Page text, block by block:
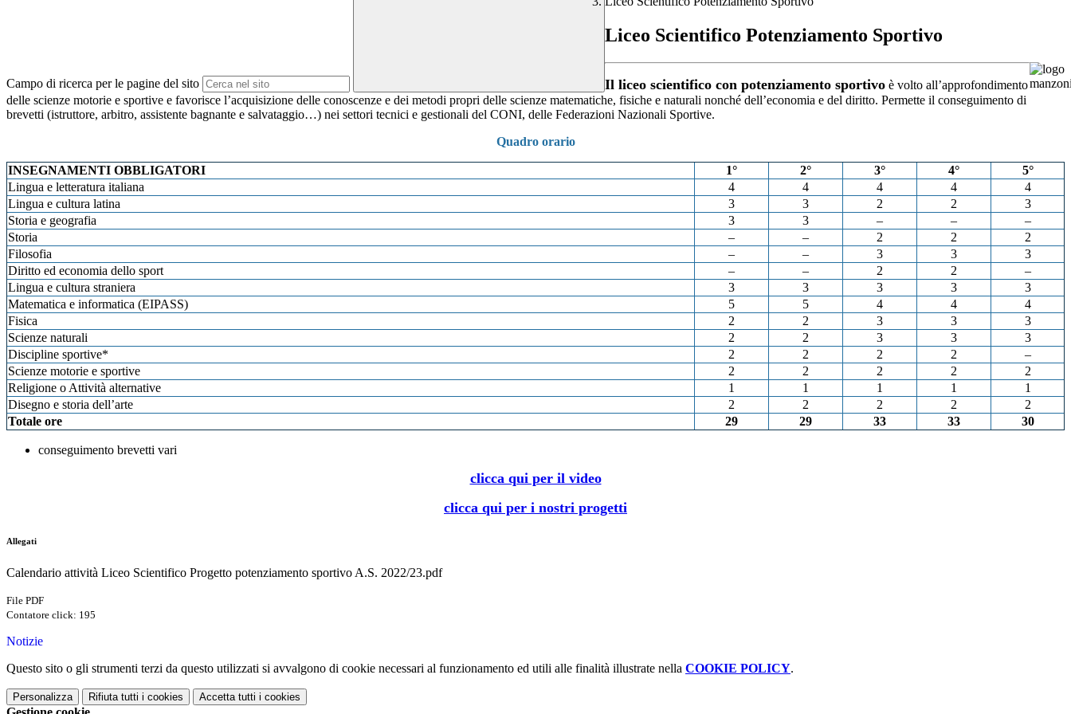
Campo di ricerca per le pagine del sito
Liceo Scientifico Potenziamento Sportivo
Il liceo scientifico con potenziamento sportivo è volto all’approfondimento
delle scienze motorie e sportive e favorisce l’acquisizione delle conoscenze e dei metodi propri delle scienze matematiche, fisiche e naturali nonché dell’economia e del diritto. Permette il conseguimento di
brevetti (istruttore, arbitro, assistente bagnante e salvataggio…) nei settori tecnici e gestionali del CONI, delle Federazioni Nazionali Sportive.
Quadro orario
INSEGNAMENTI OBBLIGATORI 1° 2° 3° 4°
5°
Lingua e letteratura italiana
4 4 4 4
4
Lingua e cultura latina
3 3 2 2
3
Storia e geografia
3 3 – –
–
Storia
– – 2 2
2
Filosofia
– – 3 3
3
Diritto ed economia dello sport
– – 2 2
–
Lingua e cultura straniera
3 3 3 3
3
Matematica e informatica (EIPASS)
5 5 4 4
4
Fisica
2 2 3 3
3
Scienze naturali
2 2 3 3
3
Discipline sportive*
2 2 2 2
–
Scienze motorie e sportive
2 2 2 2
2
Religione o Attività alternative
1 1 1 1
1
Disegno e storia dell’arte
2 2 2 2
2
Totale ore
29 29 33 33 30
conseguimento brevetti vari
clicca qui per il video
clicca qui per i nostri progetti
Allegati
Calendario attività Liceo Scientifico Progetto potenziamento sportivo A.S. 2022/23.pdf
File PDF
Contatore click: 195
Notizie
Questo sito o gli strumenti terzi da questo utilizzati si avvalgono di cookie necessari al funzionamento ed utili alle finalità illustrate nella COOKIE POLICY.
Personalizza Rifiuta tutti i cookies Accetta tutti i cookies